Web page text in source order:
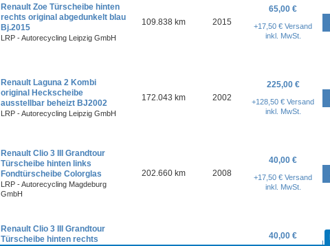
Renault Zoe Türscheibe hinten
rechts original abgedunkelt blau
Bj.2015
LRP - Autorecycling Leipzig GmbH
109.838 km 2015
65,00 €
+17,50 € Versand
inkl. MwSt.
Renault Laguna 2 Kombi
original Heckscheibe
ausstellbar beheizt BJ2002
LRP - Autorecycling Leipzig GmbH
172.043 km 2002
225,00 €
+128,50 € Versand
inkl. MwSt.
Renault Clio 3 III Grandtour
Türscheibe hinten links
Fondtürscheibe Colorglas
LRP - Autorecycling Magdeburg
GmbH
202.660 km 2008
40,00 €
+17,50 € Versand
inkl. MwSt.
Renault Clio 3 III Grandtour
Türscheibe hinten rechts
40,00 €